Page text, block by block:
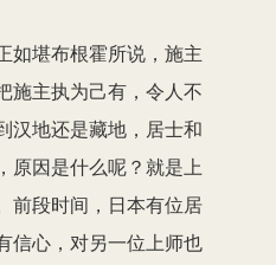
如堪布根霍所说，施主
施主执为己有，令人不
汉地还是藏地，居士和
原因是什么呢？就是上
前段时间，日本有位居
信心，对另一位上师也